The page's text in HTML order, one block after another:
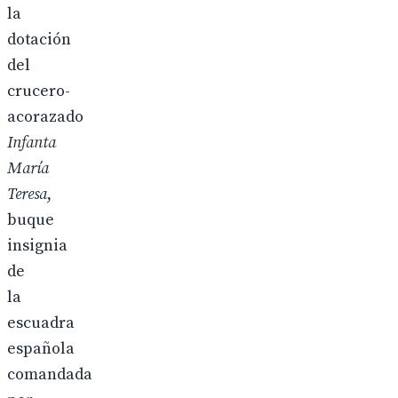
la
dotación
del
crucero-
acorazado
Infanta
María
Teresa,
buque
insignia
de
la
escuadra
española
comandada